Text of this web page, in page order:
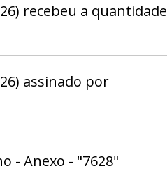
recebeu a quantidade
assinado por
- Anexo - "7628"